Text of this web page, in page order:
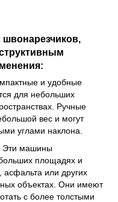
швонарезчиков,
и удобные
для небольших
Ручные
вес и могут
углами наклона.
Эти машины
площадях и
асфальта или других
объектах. Они имеют
с более толстыми